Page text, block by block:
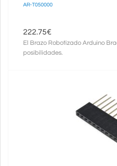
AR-T050000
222.75€
El Brazo Robotizado Arduino
posibilidades.